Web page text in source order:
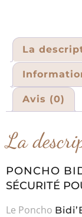
La
Avis (0)
La
PONCHO
SÉCURITÉ
Le Poncho